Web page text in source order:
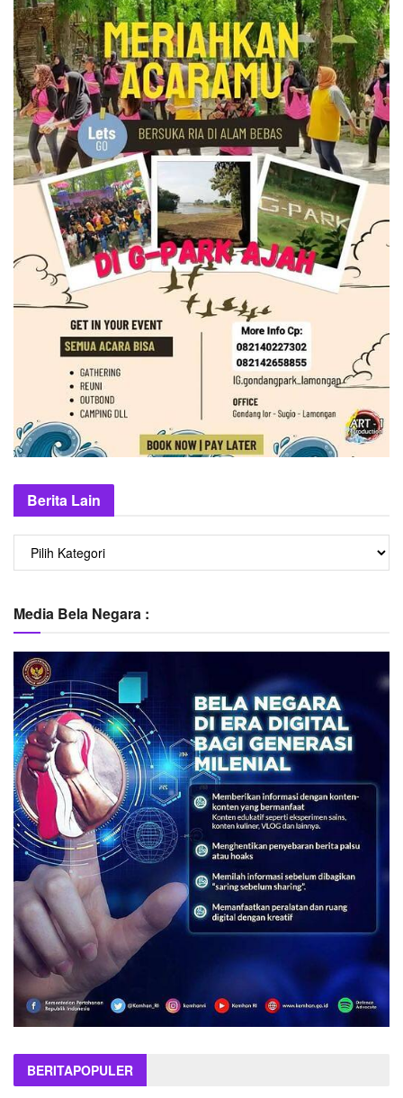
Berita Lain
Berita
Media Bela Negara :
BERITAPOPULER